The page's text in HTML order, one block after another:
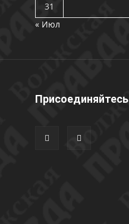
31
« Июл
Присоединяйтесь